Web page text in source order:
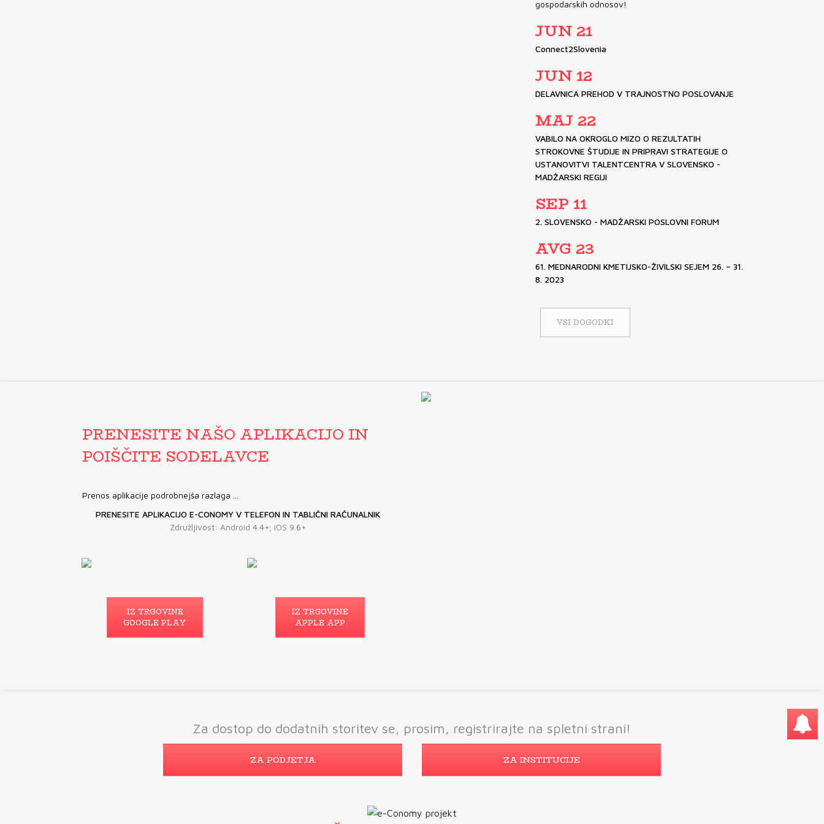
gospodarskih odnosov!
JUN 21
Connect2Slovenia
JUN 12
DELAVNICA PREHOD V TRAJNOSTNO POSLOVANJE
MAJ 22
VABILO NA OKROGLO MIZO O REZULTATIH
STROKOVNE ŠTUDIJE IN PRIPRAVI STRATEGIJE O
USTANOVITVI TALENTCENTRA V SLOVENSKO -
MADŽARSKI REGIJI
SEP 11
2. SLOVENSKO - MADŽARSKI POSLOVNI FORUM
AVG 23
61. MEDNARODNI KMETIJSKO-ŽIVILSKI SEJEM 26. – 31.
8. 2023
VSI DOGODKI
PRENESITE NAŠO APLIKACIJO IN
POIŠČITE SODELAVCE
Prenos aplikacije podrobnejša razlaga ...
PRENESITE APLIKACIJO E-CONOMY V TELEFON IN TABLIČNI RAČUNALNIK
Združljivost: Android 4.4+; iOS 9.6+
IZ TRGOVINE
GOOGLE PLAY
IZ TRGOVINE
APPLE APP
Za dostop do dodatnih storitev se, prosim, registrirajte na spletni strani!
ZA PODJETJA ZA INSTITUCIJE